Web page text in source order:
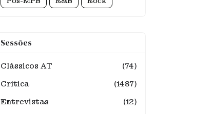
Sessões
Clássicos AT
(74)
Crítica
(1487)
Entrevistas
(12)